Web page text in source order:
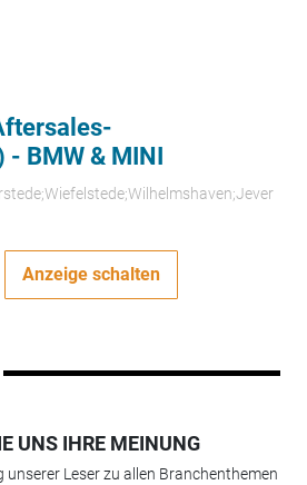
BMW & MINI
Anzeige schalten
UNS IHRE MEINUNG
unserer Leser zu allen Branchenthemen